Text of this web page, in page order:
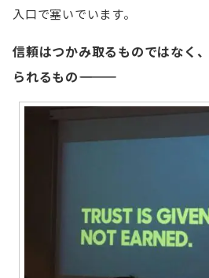
入口で塞いでいます。
信頼はつかみ取るものではなく
られるもの――――――――――